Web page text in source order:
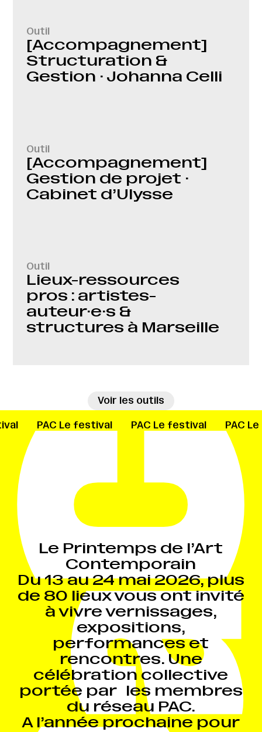
Outil
[Accompagnement]
Structuration &
Gestion · Johanna Celli
Outil
[Accompagnement]
Gestion de projet ·
Cabinet d’Ulysse
Outil
Lieux-ressources
pros : artistes-
auteur·e·s &
structures à Marseille
Voir les outils
Le Printemps de l’Art
Contemporain
Du 13 au 24 mai 2026, plus
de 80 lieux vous ont invité
à vivre vernissages,
expositions,
performances et
rencontres. Une
célébration collective
portée par les membres
du réseau PAC.
A l’année prochaine pour
PAC Le festival PAC Le festival PAC